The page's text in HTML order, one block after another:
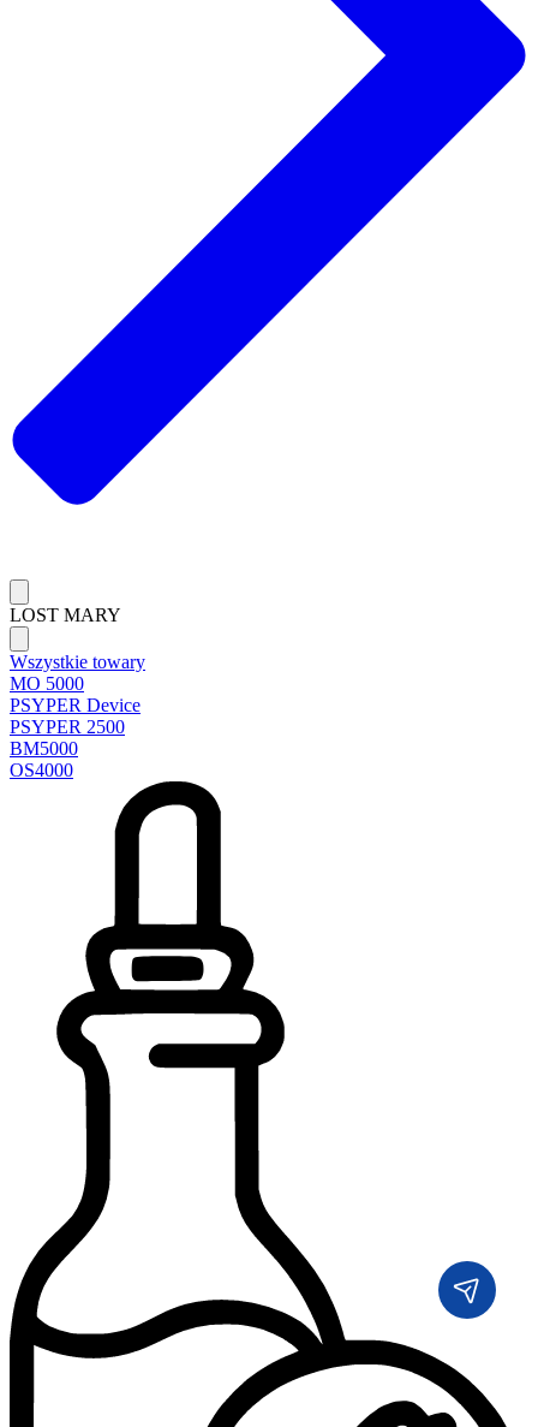
LOST MARY
Wszystkie towary
MO 5000
PSYPER Device
PSYPER 2500
BM5000
OS4000